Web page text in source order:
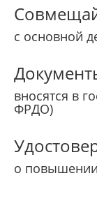
с основной
вносятся в
ФРДО)
о